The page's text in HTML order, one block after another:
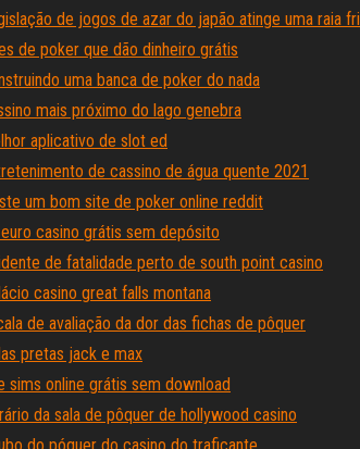
de jogos de azar do japão atinge uma raia
de poker que dão dinheiro grátis
uma banca de poker do nada
mais próximo do lago genebra
aplicativo de slot ed
de cassino de água quente 2021
um bom site de poker online reddit
casino grátis sem depósito
de fatalidade perto de south point casino
casino great falls montana
de avaliação da dor das fichas de pôquer
pretas jack e max
sims online grátis sem download
da sala de pôquer de hollywood casino